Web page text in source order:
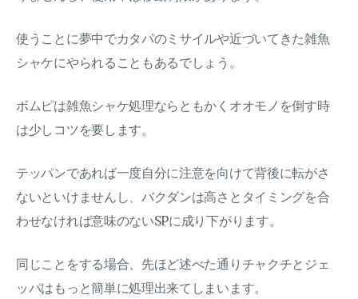
使うことに夢中でカタパのミサイルや近づいてきた雑魚
シャケにやられることもあるでしょう。
ボムピは雑魚シャケ処理ならともかくオオモノを倒す時
は少しコツを要します。
テッパンであれば一度自分に注意を向けて背後に転がさ
ないといけませんし、バクダンは高さとタイミングを合
わせなければ意味のないSPに成り下がります。
同じことをする場合、先ほど述べた通りチャクチとジェ
ッパはもっと簡単に処理出来てしまいます。